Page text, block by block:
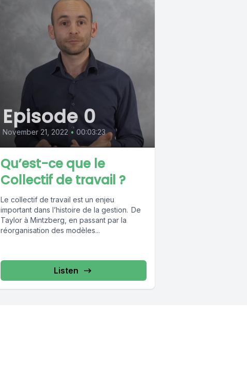
Episode 0
November 21, 2022 • 00:03:23
Qu’est-ce que le
Collectif de travail ?
Le collectif de travail est un enjeu
important dans l’histoire de la gestion. De
Taylor à Mintzberg, en passant par la
réorganisation des modèles...
Listen